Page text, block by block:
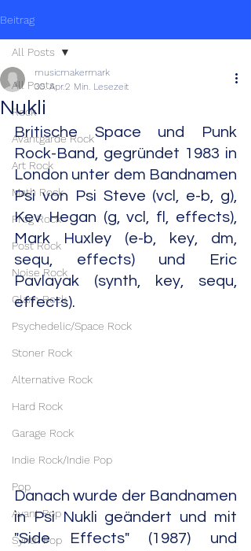
Beitrag
All Posts
Rock
Avantgarde Rock
Art Rock
Math Rock
Prog Rock
Post Rock
Noise Rock
Glam Rock
Psychedelic/Space Rock
Stoner Rock
Alternative Rock
Hard Rock
Garage Rock
Indie Rock/Indie Pop
Pop
Avant Pop
Synth Pop
All Posts
Nukli
musicmakermark
30. Apr.2 Min. Lesezeit
Britische Space und Punk
Rock-Band, gegründet 1983 in
London unter dem Bandnamen
Psi von Psi Steve (vcl, e-b, g),
Kev Hegan (g, vcl, fl, effects),
Mark Huxley (e-b, key, dm,
sequ, effects) und Eric
Pavlayak (synth, key, sequ,
effects).
Danach wurde der Bandnamen
in Psi Nukli geändert und mit
"Side Effects" (1987) und